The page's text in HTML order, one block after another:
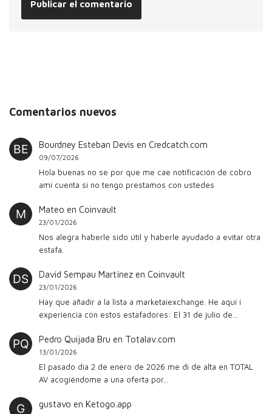
Comentarios nuevos
Bourdney Esteban Devis en Credcatch.com
09/07/2026
Hola buenas no se por que me cae notificación de cobro
ami cuenta si no tengo prestamos con ustedes
Mateo en Coinvault
23/01/2026
Nos alegra haberle sido útil y haberle ayudado a evitar otra
estafa.
David Sempau Martínezen Coinvault
23/01/2026
Hay que añadir a la lista a marketaiexchange. He aquí i
experiencia con estos estafadores: El 31 de julio de…
Pedro Quijada Bru en Totalav.com
13/01/2026
El pasado día 2 de enero de 2026 me di de alta en TOTAL
AV acogiéndome a una oferta por…
gustavo en Ketogo.app